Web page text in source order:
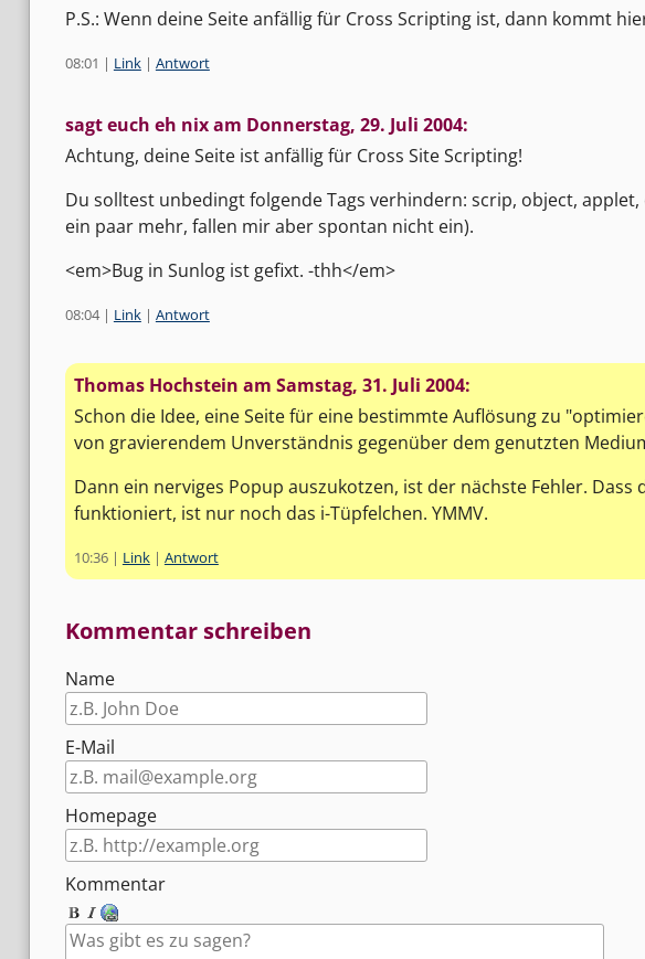
P.S.: Wenn deine Seite anfällig für Cross Scripting ist, dann kommt
08:01 | Link| Antwort
sagt euch eh nix am Donnerstag, 29. Juli 2004:
Achtung, deine Seite ist anfällig für Cross Site Scripting!
Du solltest unbedingt folgende Tags verhindern: scrip, object,
ein paar mehr, fallen mir aber spontan nicht ein).
<em>Bug in Sunlog ist gefixt. -thh</em>
08:04| Link| Antwort
Thomas Hochstein am Samstag, 31. Juli 2004:
Schon die Idee, eine Seite für eine bestimmte Auflösung zu
von gravierendem Unverständnis gegenüber dem genutzten
Dann ein nerviges Popup auszukotzen, ist der nächste Fehler.
funktioniert, ist nur noch das i-Tüpfelchen. YMMV.
10:36| Link| Antwort
Kommentar schreiben
Name
E-Mail
Homepage
Kommentar